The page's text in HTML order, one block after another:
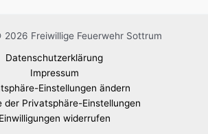
Freiwillige Feuerwehr Sottrum
Datenschutzerklärung
Impressum
Einstellungen ändern
der Privatsphäre-Einstellungen
Einwilligungen widerrufen